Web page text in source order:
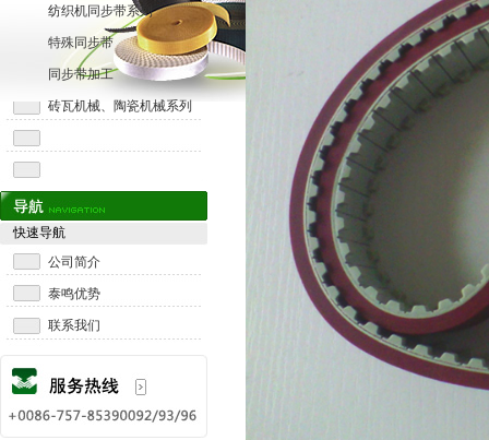
纺织机同步带系列
特殊同步带
同步带加工
砖瓦机械、陶瓷机械系列
快速导航
公司简介
泰鸣优势
联系我们